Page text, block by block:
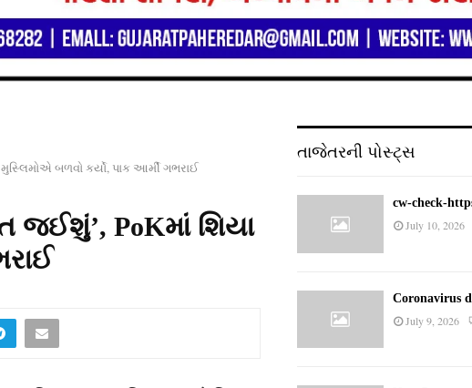
બળવો કર્યો, પાક આર્મી ગભરાઈ
જઈશું’, PoKમાં શિયા
તાજેતરની પોસ્ટ્સ
cw-check-
July 10, 2026
Coronavirus
July 9, 2026